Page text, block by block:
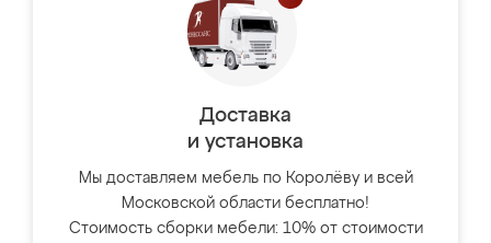
Доставка
и установка
Мы доставляем мебель по Королёву и всей
Московской области бесплатно!
Стоимость сборки мебели: 10% от стоимости